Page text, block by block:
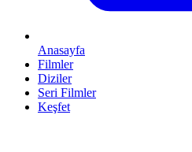
Anasayfa
Filmler
Diziler
Seri Filmler
Keşfet